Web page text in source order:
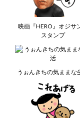
映画『HERO』オジサ
スタンプ
うぉんきちの気ままな